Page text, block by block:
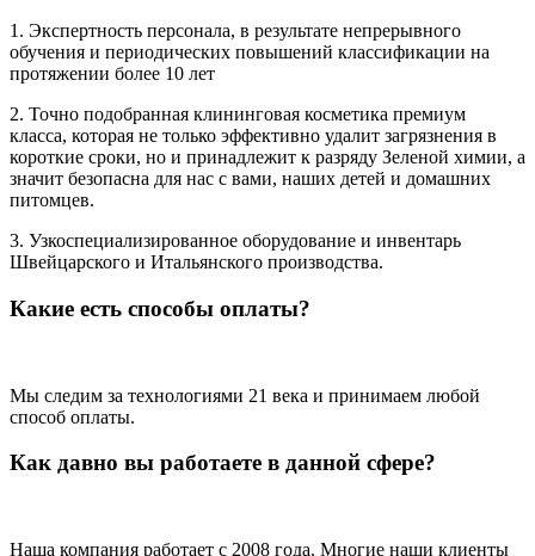
1. Экспертность персонала, в результате непрерывного
обучения и периодических повышений классификации на
протяжении более 10 лет
2. Точно подобранная клининговая косметика премиум
класса, которая не только эффективно удалит загрязнения в
короткие сроки, но и принадлежит к разряду Зеленой химии, а
значит безопасна для нас с вами, наших детей и домашних
питомцев.
3. Узкоспециализированное оборудование и инвентарь
Швейцарского и Итальянского производства.
Какие есть способы оплаты?
Мы следим за технологиями 21 века и принимаем любой
способ оплаты.
Как давно вы работаете в данной сфере?
Наша компания работает с 2008 года. Многие наши клиенты